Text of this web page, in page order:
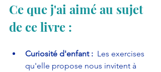
Ce que j'ai aimé au sujet
de ce livre :
Curiosité d'enfant : Les exercises
qu'elle propose nous invitent à